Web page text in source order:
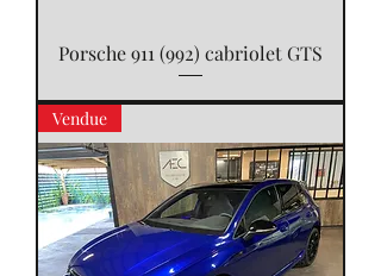
Porsche 911 (992) cabriolet GTS
Vendue